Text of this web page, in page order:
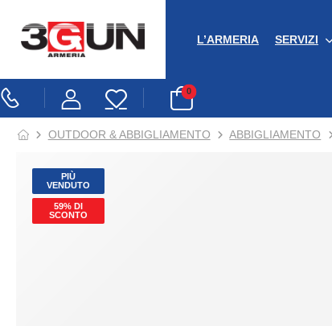
L’ARMERIA SERVIZI
0
OUTDOOR & ABBIGLIAMENTO ABBIGLIAMENTO
PIÙ
VENDUTO
59% DI
SCONTO